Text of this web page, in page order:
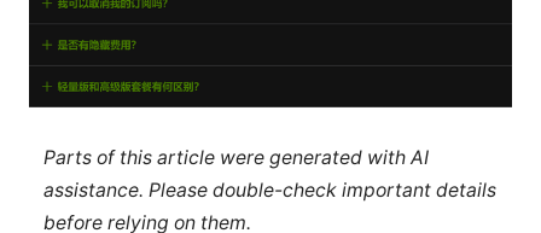
Parts of this article were generated with AI
assistance. Please double-check important details
before relying on them.